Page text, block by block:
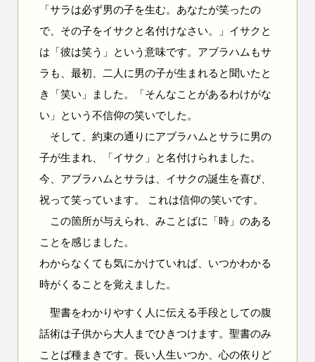
「サラは必ず男の子を生む。あなたが笑ったの
で、その子をイサクと名付けなさい。」イサクと
は「彼は笑う」という意味です。アブラハムもサ
ラも、最初、二人に男の子が生まれると聞いたと
き「笑い」ました。「そんなことがあるわけがな
い」という不信仰の笑いでした。
そして、約束の通りにアブラハムとサラに男の
子が生まれ、「イサク」と名付けられました。
今、アブラハムとサラは、イサクの誕生を喜び、
祝って笑っています。 これは信仰の笑いです。
この箇所が与えられ、みことばに「時」のある
ことを感じました。
わからなくても気にかけていれば、いつかわかる
時がくることを覚えました。
聖書をわかりやすく人に伝える手段としての腹
話術は子供から大人までひきつけます。聖書のみ
ことば種まきです。長い人生いつか、心の依りど